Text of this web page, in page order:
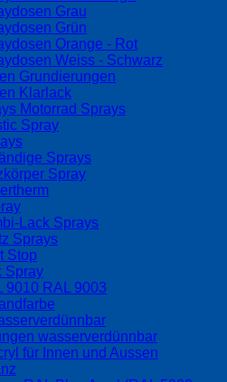
Grau
Grün
Orange - Rot
Weiss - Schwarz
Grundierungen
Klarlack
Motorrad Sprays
Spray
Sprays
Spray
Lack Sprays
Sprays
Stop
Spray
9010 RAL 9003
wasserverdünnbar
für Innen und Aussen